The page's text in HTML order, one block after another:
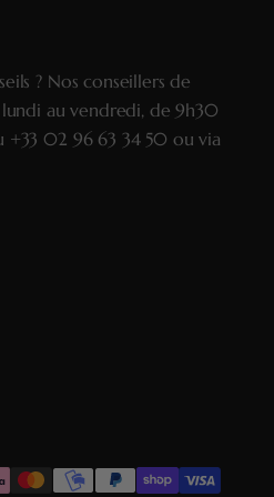
? Nos conseillers de
au vendredi, de 9h30
+33 02 96 63 34 50 ou via